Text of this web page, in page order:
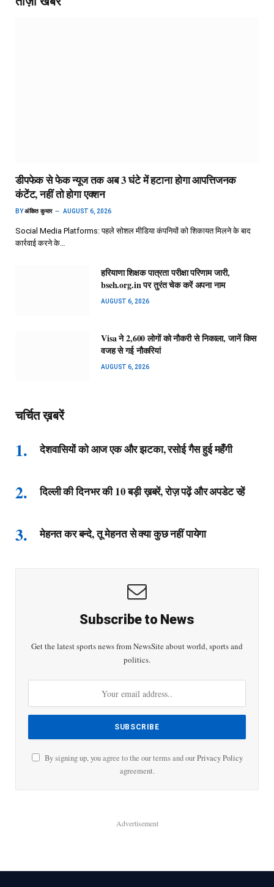
डीपफेक से फेक न्यूज तक अब 3 घंटे में हटाना होगा आपत्तिजनक
कंटेंट, नहीं तो होगा एक्शन
BYअंकित कुमार AUGUST 6, 2026
Social Media Platforms: पहले सोशल मीडिया कंपनियों को शिकायत मिलने के बाद
कार्रवाई करने के…
हरियाणा शिक्षक पात्रता परीक्षा परिणाम जारी,
bseh.org.in पर तुरंत चेक करें अपना नाम
AUGUST 6, 2026
Visa ने 2,600 लोगों को नौकरी से निकाला, जानें किस
वजह से गई नौकरियां
AUGUST 6, 2026
चर्चित ख़बरें
देशवासियों को आज एक और झटका, रसोई गैस हुई महँगी
दिल्ली की दिनभर की 10 बड़ी ख़बरें, रोज़ पढ़ें और अपडेट रहें
मेहनत कर बन्दे, तू मेहनत से क्या कुछ नहीं पायेगा
Subscribe to News
Get the latest sports news from NewsSite about world, sports and
politics.
By signing up, you agree to the our terms and ourPrivacy Policy
agreement.
Advertisement